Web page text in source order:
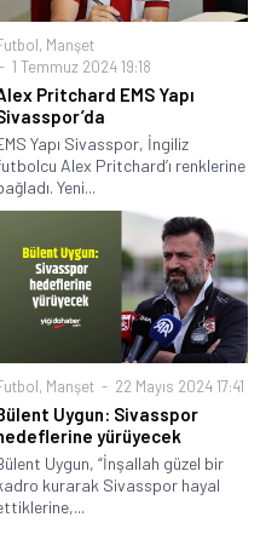
, Manşet
1 Temmuz 2024 19:18
Pritchard EMS Yapı
Yapı Sivasspor, İngiliz
Alex Pritchard’ı renklerine
Yeni...
, Manşet 22 Mayıs 2024 17:41
Uygun: Sivasspor
yürüyecek
Uygun, “İnşallah güzel bir
kurarak Sivasspor hayal